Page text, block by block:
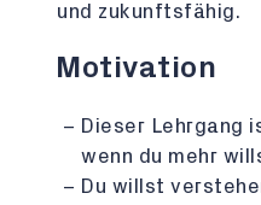
und zukunftsfähig.
Motivation
Dieser Lehrgang
wenn du mehr
Du willst